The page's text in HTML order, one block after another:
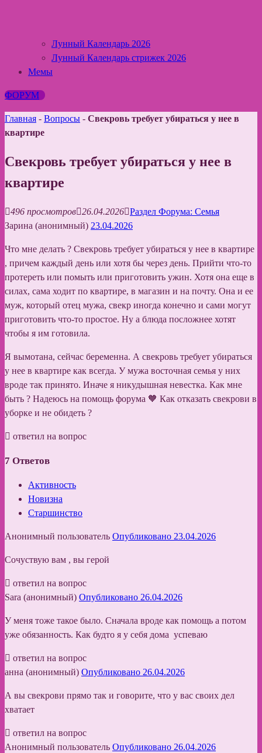
Лунный Календарь 2026
Лунный Календарь стрижек 2026
Мемы
ФОРУМ
Главная - Вопросы - Свекровь требует убираться у нее в
квартире
Свекровь требует убираться у нее в
квартире
496 просмотров 26.04.2026 Раздел Форума: Семья
Зарина (анонимный) 23.04.2026
Что мне делать ? Свекровь требует убираться у нее в квартире
, причем каждый день или хотя бы через день. Прийти что-то
протереть или помыть или приготовить ужин. Хотя она еще в
силах, сама ходит по квартире, в магазин и на почту. Она и ее
муж, который отец мужа, свекр иногда конечно и сами могут
приготовить что-то простое. Ну а блюда посложнее хотят
чтобы я им готовила.
Я вымотана, сейчас беременна. А свекровь требует убираться
у нее в квартире как всегда. У мужа восточная семья у них
вроде так принято. Иначе я никудышная невестка. Как мне
быть ? Надеюсь на помощь форума 🧡 Как отказать свекрови в
уборке и не обидеть ?
ответил на вопрос
7 Ответов
Активность
Новизна
Старшинство
Анонимный пользователь Опубликовано 23.04.2026
Сочуствую вам , вы герой
ответил на вопрос
Sara (анонимный) Опубликовано 26.04.2026
У меня тоже такое было. Сначала вроде как помощь а потом
уже обязанность. Как будто я у себя дома успеваю
ответил на вопрос
анна (анонимный) Опубликовано 26.04.2026
А вы свекрови прямо так и говорите, что у вас своих дел
хватает
ответил на вопрос
Анонимный пользователь Опубликовано 26.04.2026